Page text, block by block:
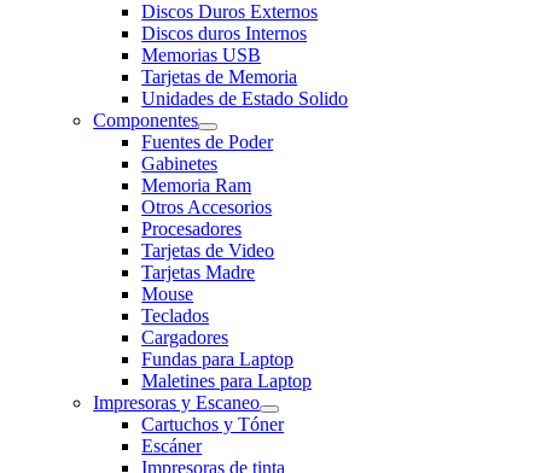
Discos Duros Externos
Discos duros Internos
Memorias USB
Tarjetas de Memoria
Unidades de Estado Solido
Componentes
Fuentes de Poder
Gabinetes
Memoria Ram
Otros Accesorios
Procesadores
Tarjetas de Video
Tarjetas Madre
Mouse
Teclados
Cargadores
Fundas para Laptop
Maletines para Laptop
Impresoras y Escaneo
Cartuchos y Tóner
Escáner
Impresoras de tinta